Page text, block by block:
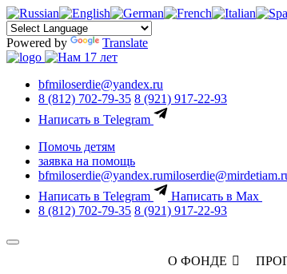
Powered by Translate
bfmiloserdie@yandex.ru
8 (812) 702-79-35 8 (921) 917-22-93
Написать в Telegram
Помочь детям
заявка на помощь
bfmiloserdie@yandex.ru
Написать в Telegram
Написать в Max
8 (812) 702-79-35 8 (921) 917-22-93
О ФОНДЕ